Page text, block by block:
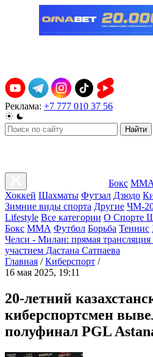
Реклама: +7 777 010 37 56
Найти
Бокс ММА
Хоккей Шахматы Футзал Дзюдо
Зимние виды спорта Другие ЧМ-
Lifestyle Все категории О Спорте
Бокс ММА Футбол Борьба Теннис
Челси - Милан: прямая трансляция
участием Дастана Сатпаева
Главная / Киберспорт /
16 мая 2025, 19:11
20-летний
киберспортсмен
полуфинал PGL